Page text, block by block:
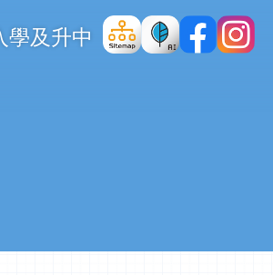
學及升中